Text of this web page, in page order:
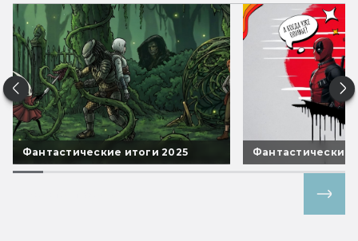
Фантастические итоги 2025 Фантастические